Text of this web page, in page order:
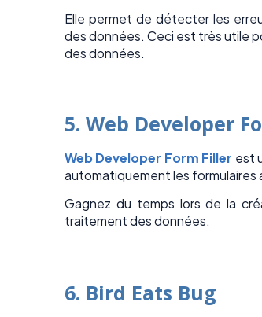
Elle permet de détecter les
des données. Ceci est très utile
des données.
5. Web Developer
Web Developer Form Filler est
automatiquement les formulaires
Gagnez du temps lors de la
traitement des données.
6. Bird Eats Bug